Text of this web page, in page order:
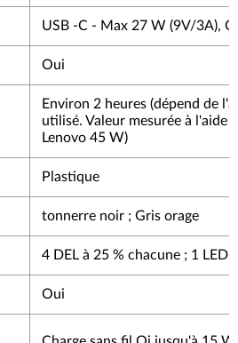
USB -C - Max 27 W (9V/3A),
Oui
Environ 2 heures (dépend de
utilisé. Valeur mesurée à l'aide
Lenovo 45 W)
Plastique
tonnerre noir ; Gris orage
4 DEL à 25 % chacune ; 1
Oui